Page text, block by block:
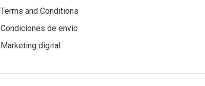
Terms and Conditions
Condiciones de envio
Marketing digital